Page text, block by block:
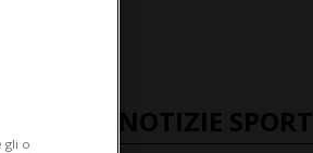
ULTIME NOTIZIE SPORT
gli o